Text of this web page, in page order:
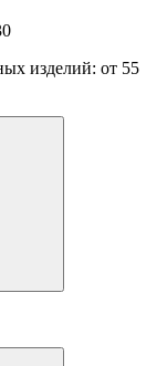
изделий: от 55